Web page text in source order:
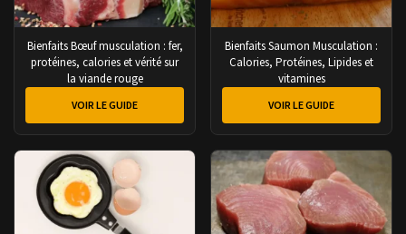
Bienfaits Bœuf musculation : fer,
protéines, calories et vérité sur
la viande rouge
VOIR LE GUIDE
Bienfaits Saumon Musculation :
Calories, Protéines, Lipides et
vitamines
VOIR LE GUIDE